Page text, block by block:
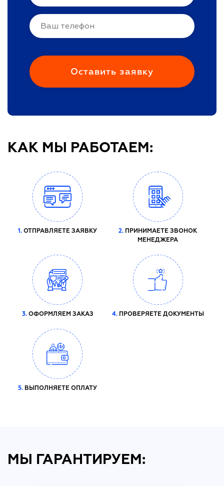
КАК МЫ РАБОТАЕМ:
1. ОТПРАВЛЯЕТЕ ЗАЯВКУ 2. ПРИНИМАЕТЕ ЗВОНОК
МЕНЕДЖЕРА
3.ОФОРМЛЯЕМ ЗАКАЗ 4.ПРОВЕРЯЕТЕ ДОКУМЕНТЫ
5. ВЫПОЛНЯЕТЕ ОПЛАТУ
МЫ ГАРАНТИРУЕМ: